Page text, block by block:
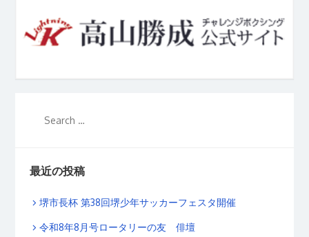
最近の投稿
堺市長杯 第38回堺少年サッカーフェスタ開催
令和8年8月号ロータリーの友 俳壇